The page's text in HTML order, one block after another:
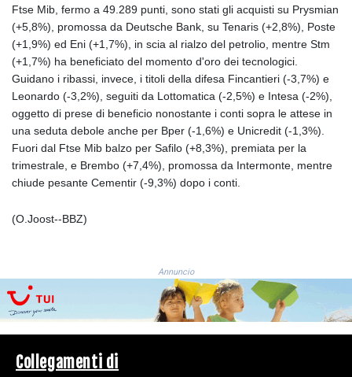
GIP 0.855822
GMD 85.257004
GNF
10136.986094
GTQ 8.807392
GYD 241.487115
HKD 9.038495
HNL 30.937889
HRK 7.53374
HTG 150.917301
HUF 365.417829
INR 109.88556
IQD
1512.132406
IRR
1584001.909458
Ftse Mib, fermo a 49.289 punti, sono stati gli acquisti su Prysmian
(+5,8%), promossa da Deutsche Bank, su Tenaris (+2,8%), Poste
(+1,9%) ed Eni (+1,7%), in scia al rialzo del petrolio, mentre Stm
(+1,7%) ha beneficiato del momento d'oro dei tecnologici.
Guidano i ribassi, invece, i titoli della difesa Fincantieri (-3,7%) e
Leonardo (-3,2%), seguiti da Lottomatica (-2,5%) e Intesa (-2%),
oggetto di prese di beneficio nonostante i conti sopra le attese in
una seduta debole anche per Bper (-1,6%) e Unicredit (-1,3%).
Fuori dal Ftse Mib balzo per Safilo (+8,3%), premiata per la
trimestrale, e Brembo (+7,4%), promossa da Intermonte, mentre
chiude pesante Cementir (-9,3%) dopo i conti.
(O.Joost--BBZ)
Annuncio
Collegamenti di